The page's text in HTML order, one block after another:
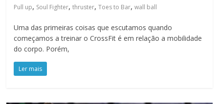
Pull up, Soul Fighter,thruster,Toes to Bar,wall ball
Uma das primeiras coisas que escutamos quando
começamos a treinar o CrossFit é em relação a mobilidade
do corpo. Porém,
Ler mais